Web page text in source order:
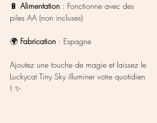
🔋 Alimentation : Fonctionne avec des
piles AA (non incluses)
🌍 Fabrication : Espagne
Ajoutez une touche de magie et laissez le
Luckycat Tiny Sky illuminer votre quotidien
! ✨